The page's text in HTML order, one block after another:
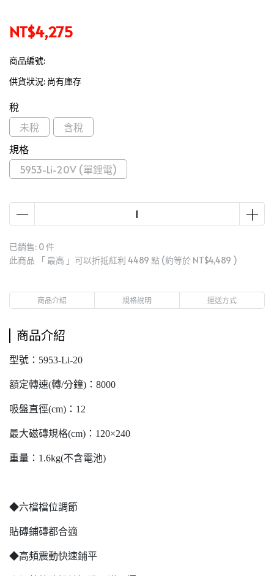
NT$4,275
商品編號:
供貨狀況: 尚有庫存
稅
未稅
含稅
規格
5953-Li-20V (單鋰電)
已銷售: 0 件
此商品 「 最高 」可以折抵紅利 4489 點 (約等於 NT$4,489 )
商品介紹 規格說明 運送方式
商品介紹
型號：5953-Li-20
額定轉速(轉/分鐘)：8000
吸盤直徑(cm)：12
最大磁磚規格(cm)：120×240
重量：1.6kg(不含電池)
◆六檔檔位調節
貼磚鋪磚都合適
◆高頻震動快速鋪平